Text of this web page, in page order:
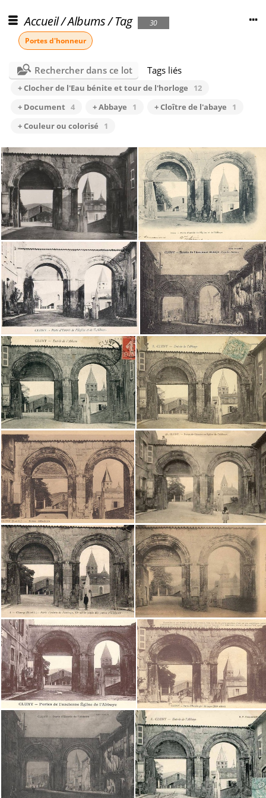
Accueil/Albums/Tag
30
Portes d'honneur
Rechercher dans ce lot Tags liés
+ Clocher de l'Eau bénite et tour de l'horloge
12
+ Document 4 + Abbaye 1 + Cloître de l'abaye
1
+ Couleur ou colorisé
1